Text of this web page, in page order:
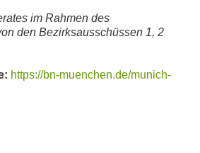
im Rahmen des
den Bezirksausschüssen 1, 2
https://bn-muenchen.de/munich-